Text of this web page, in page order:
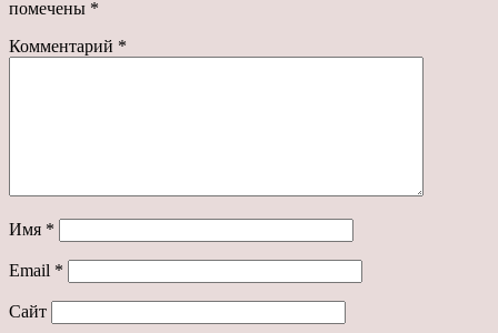
помечены *
Комментарий *
Имя *
Email *
Сайт